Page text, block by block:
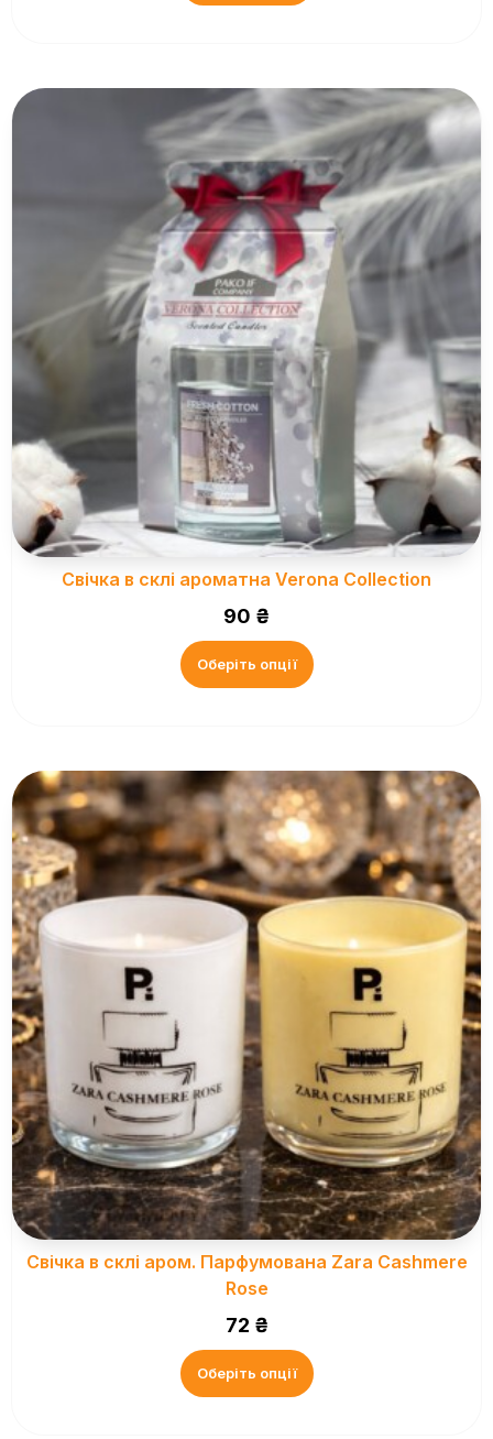
Свічка в склі ароматна Verona Collection
90 ₴
Оберіть опції
Свічка в склі аром. Парфумована Zara Cashmere
Rose
72 ₴
Оберіть опції